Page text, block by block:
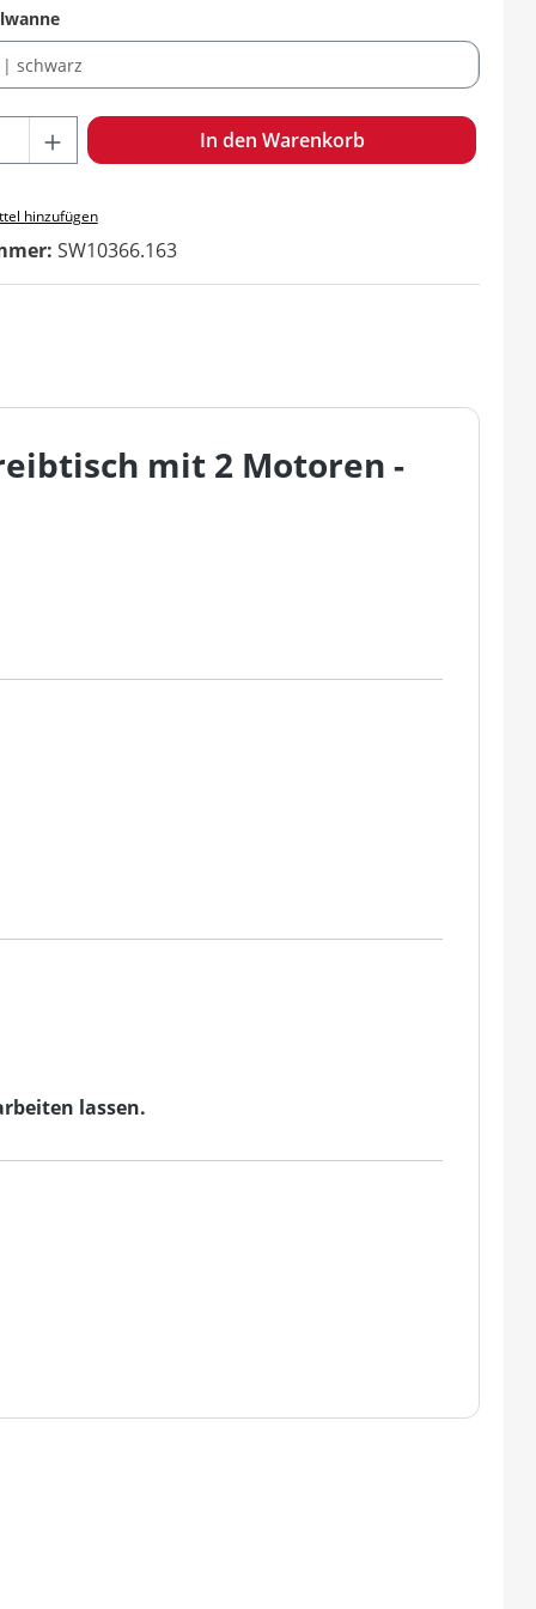
auswählen
Gib den gewünschten Wert ein oder benutze die
In den Warenkorb
hinzufügen
SW10366.163
mit 2 Motoren -
lassen.